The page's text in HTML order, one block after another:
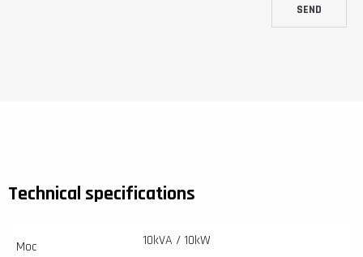
SEND
Technical specifications
Moc 10kVA / 10kW